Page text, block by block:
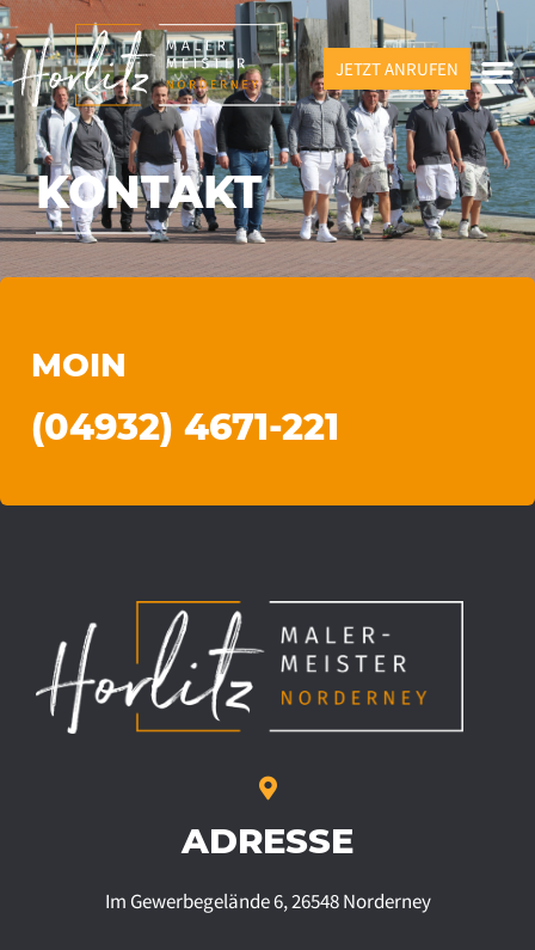
JETZT ANRUFEN
KONTAKT
MOIN
(04932) 4671-221
ADRESSE
Im Gewerbegelände 6, 26548 Norderney